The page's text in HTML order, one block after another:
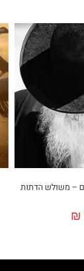
– משולש הדתות
₪